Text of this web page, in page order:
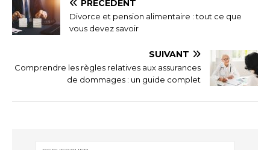
PRÉCÉDENT
Divorce et pension alimentaire : tout ce que
vous devez savoir
SUIVANT
Comprendre les règles relatives aux assurances
de dommages : un guide complet